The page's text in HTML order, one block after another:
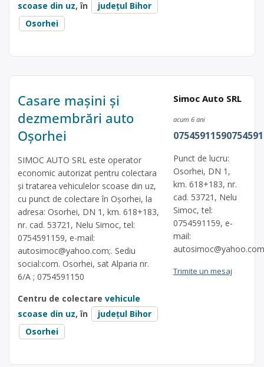
scoase din uz, în
județul Bihor
Osorhei
Casare mașini și
dezmembrări auto
Oșorhei
SIMOC AUTO SRL este operator
economic autorizat pentru colectara
și tratarea vehiculelor scoase din uz,
cu punct de colectare în Oșorhei, la
adresa: Osorhei, DN 1, km. 618+183,
nr. cad. 53721, Nelu Simoc, tel:
0754591159, e-mail:
autosimoc@yahoo.com;. Sediu
social:com. Osorhei, sat Alparia nr.
6/A ; 0754591150
Centru de colectare vehicule
scoase din uz, în
județul Bihor
Osorhei
Simoc Auto SRL
acum 6 ani
Punct de lucru:
Osorhei, DN 1,
km. 618+183, nr.
cad. 53721, Nelu
Simoc, tel:
0754591159, e-
mail:
autosimoc@yahoo.com
Trimite un mesaj